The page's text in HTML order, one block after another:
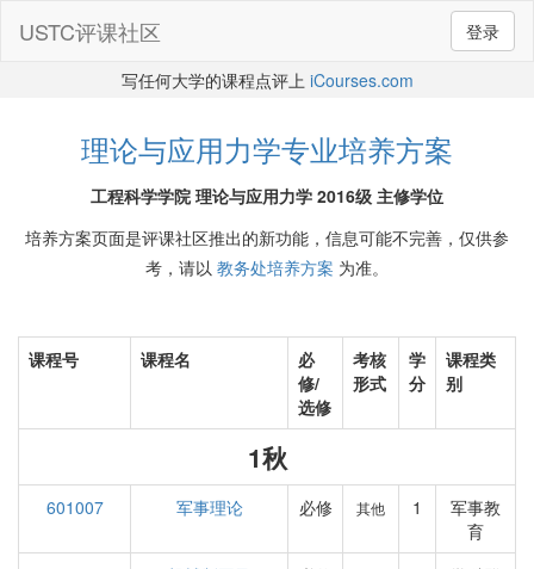
登录
USTC评课社区
写任何大学的课程点评上 iCourses.com
理论与应用力学专业培养方案
工程科学学院 理论与应用力学 2016级 主修学位
培养方案页面是评课社区推出的新功能，信息可能不完善，仅供参
考，请以 教务处培养方案 为准。
课程号 课程名
必
修/
选修
考核
形式
学
分
课程类
别
1秋
601007 军事理论 必修 其他 1
军事教
育